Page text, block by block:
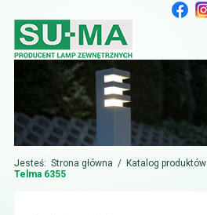
Jesteś: Strona główna / Katalog produktów
Telma 6355